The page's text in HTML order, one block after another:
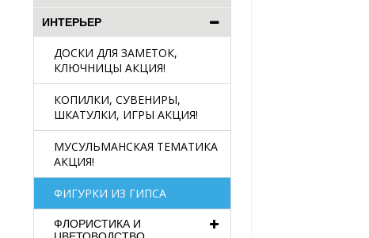
ИНТЕРЬЕР
ДОСКИ ДЛЯ ЗАМЕТОК,
КЛЮЧНИЦЫ АКЦИЯ!
КОПИЛКИ, СУВЕНИРЫ,
ШКАТУЛКИ, ИГРЫ АКЦИЯ!
МУСУЛЬМАНСКАЯ ТЕМАТИКА
АКЦИЯ!
ФИГУРКИ ИЗ ГИПСА
ФЛОРИСТИКА И